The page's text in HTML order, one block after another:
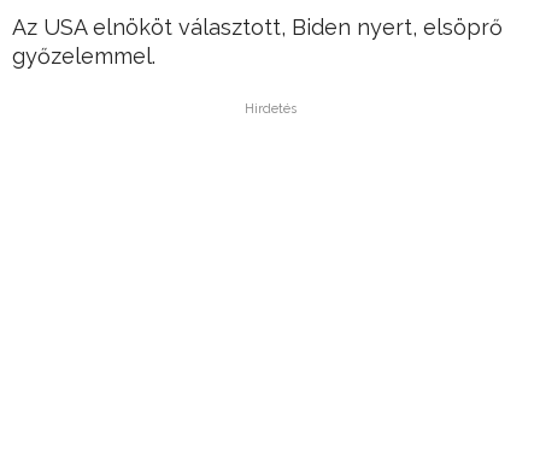
Az USA elnököt választott, Biden nyert, elsöprő
győzelemmel.
Hirdetés